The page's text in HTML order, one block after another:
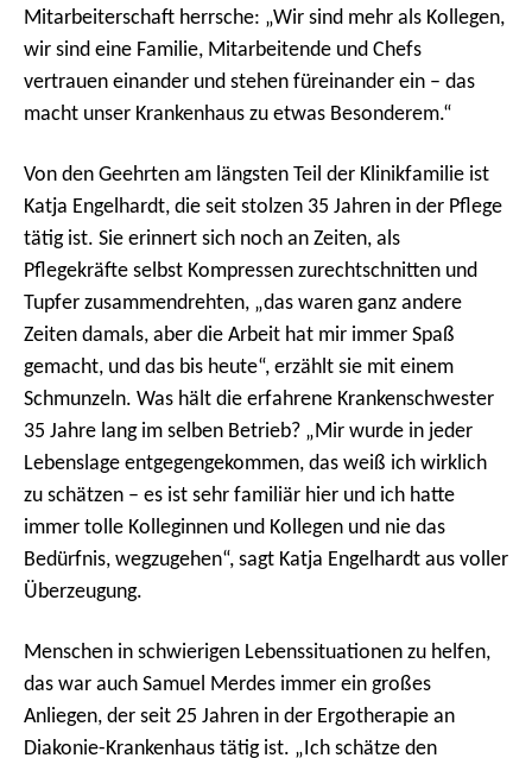
Mitarbeiterschaft herrsche: „Wir sind mehr als Kollegen,
wir sind eine Familie, Mitarbeitende und Chefs
vertrauen einander und stehen füreinander ein – das
macht unser Krankenhaus zu etwas Besonderem.“
Von den Geehrten am längsten Teil der Klinikfamilie ist
Katja Engelhardt, die seit stolzen 35 Jahren in der Pflege
tätig ist. Sie erinnert sich noch an Zeiten, als
Pflegekräfte selbst Kompressen zurechtschnitten und
Tupfer zusammendrehten, „das waren ganz andere
Zeiten damals, aber die Arbeit hat mir immer Spaß
gemacht, und das bis heute“, erzählt sie mit einem
Schmunzeln. Was hält die erfahrene Krankenschwester
35 Jahre lang im selben Betrieb? „Mir wurde in jeder
Lebenslage entgegengekommen, das weiß ich wirklich
zu schätzen – es ist sehr familiär hier und ich hatte
immer tolle Kolleginnen und Kollegen und nie das
Bedürfnis, wegzugehen“, sagt Katja Engelhardt aus voller
Überzeugung.
Menschen in schwierigen Lebenssituationen zu helfen,
das war auch Samuel Merdes immer ein großes
Anliegen, der seit 25 Jahren in der Ergotherapie an
Diakonie-Krankenhaus tätig ist. „Ich schätze den